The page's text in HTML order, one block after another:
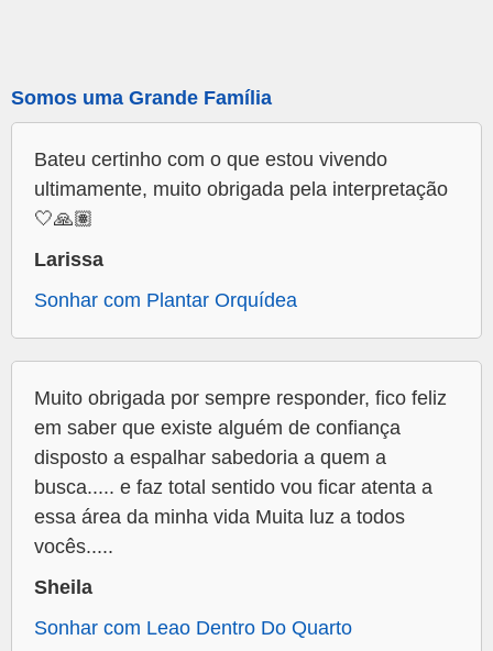
Somos uma Grande Família
Bateu certinho com o que estou vivendo
ultimamente, muito obrigada pela interpretação
🤍🙏🏽
Larissa
Sonhar com Plantar Orquídea
Muito obrigada por sempre responder, fico feliz
em saber que existe alguém de confiança
disposto a espalhar sabedoria a quem a
busca..... e faz total sentido vou ficar atenta a
essa área da minha vida Muita luz a todos
vocês.....
Sheila
Sonhar com Leao Dentro Do Quarto